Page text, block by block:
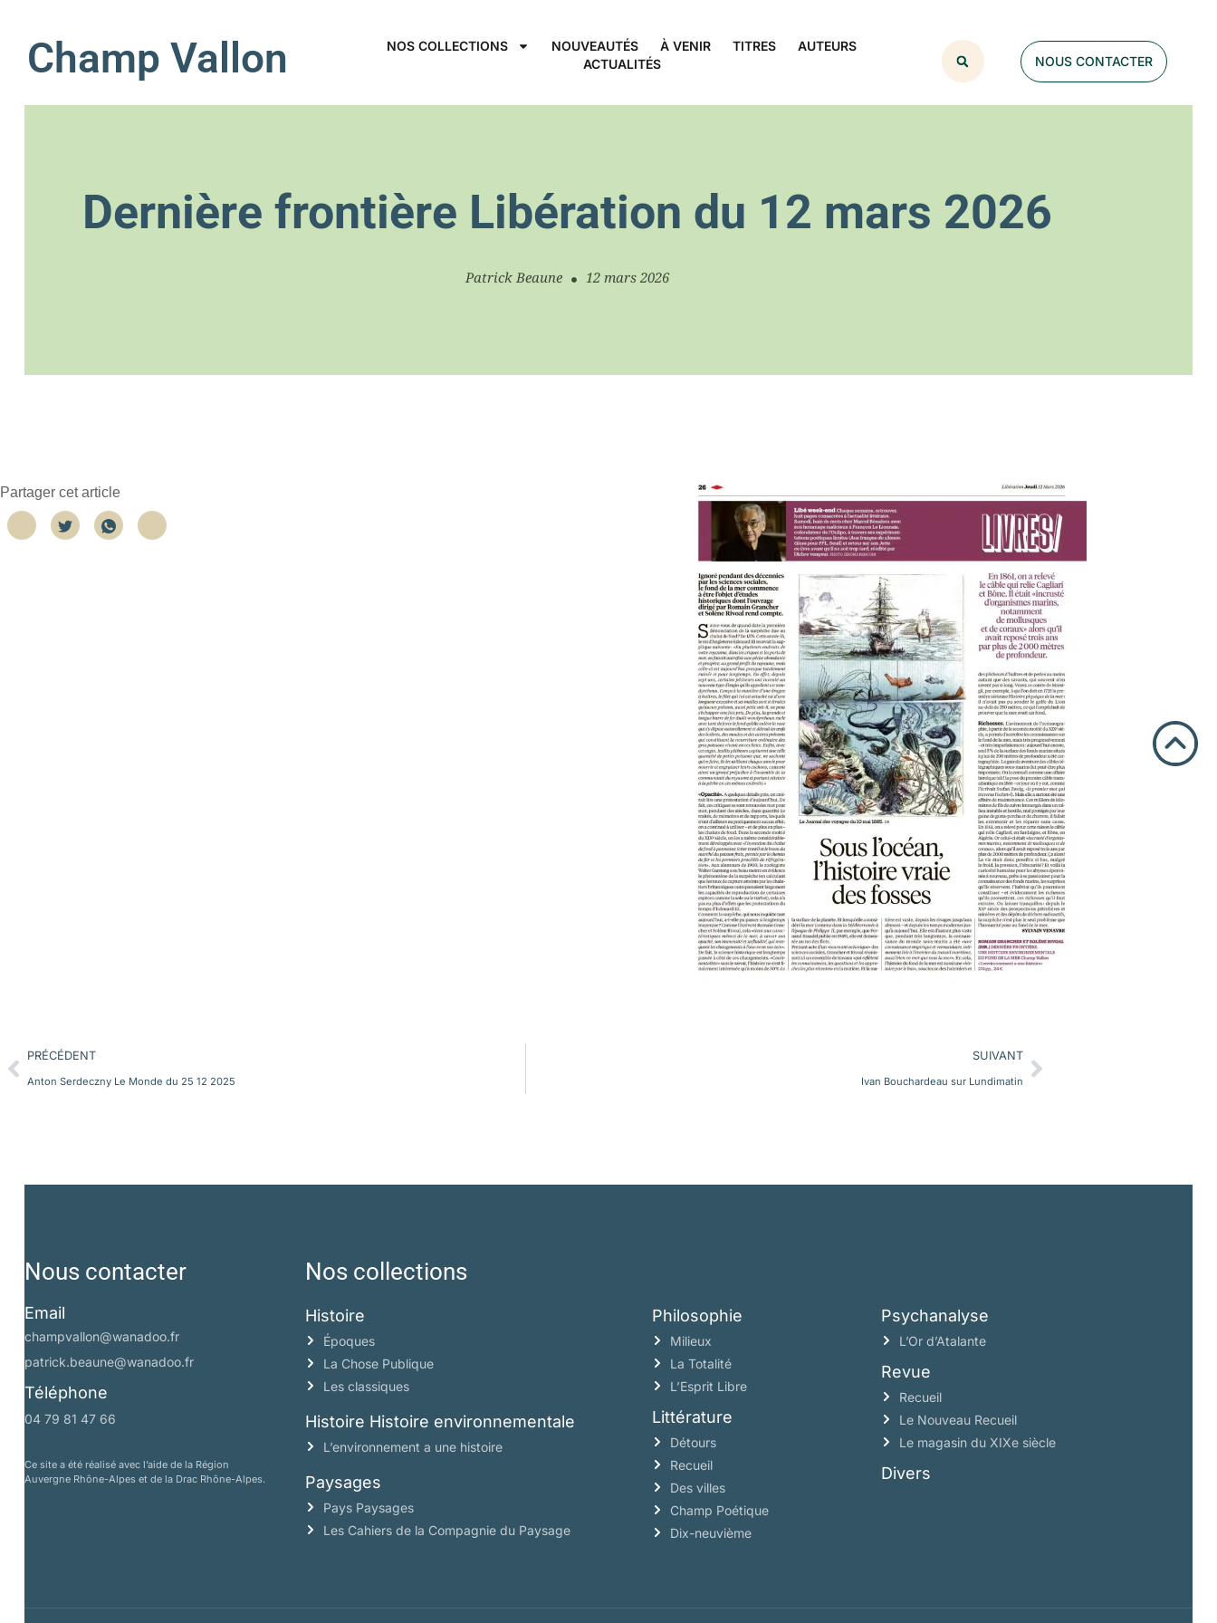
Champ Vallon NOS COLLECTIONS NOUVEAUTÉS À VENIR TITRES
AUTEURS
ACTUALITÉS
NOUS CONTACTER
Dernière frontière Libération du 12 mars 2026
Patrick Beaune 12 mars 2026
Partager cet article
PRÉCÉDENT
Anton Serdeczny Le Monde du 25 12 2025
SUIVANT
Ivan Bouchardeau sur Lundimatin
Nous contacter
Email
champvallon@wanadoo.fr
patrick.beaune@wanadoo.fr
Téléphone
04 79 81 47 66
Ce site a été réalisé avec l’aide de la Région
Auvergne Rhône-Alpes et de la Drac Rhône-Alpes.
Nos collections
Histoire
Époques
La Chose Publique
Les classiques
Histoire Histoire environnementale
L’environnement a une histoire
Paysages
Pays Paysages
Les Cahiers de la Compagnie du Paysage
Philosophie
Milieux
La Totalité
L’Esprit Libre
Littérature
Détours
Recueil
Des villes
Champ Poétique
Dix-neuvième
Psychanalyse
L’Or d’Atalante
Revue
Recueil
Le Nouveau Recueil
Le magasin du XIXe siècle
Divers